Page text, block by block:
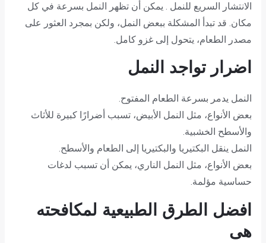
الانتشار السريع للنمل . يمكن أن تظهر النمل بسرعة في كل
مكان. قد تبدأ المشكلة ببعض النمل، ولكن بمجرد العثور على
مصدر الطعام، يتحول إلى غزو كامل.
اضرار تواجد النمل
النمل يدمر بسرعة الطعام المفتوح.
بعض الأنواع، مثل النمل الأبيض، تسبب أضرارًا كبيرة للأثاث
والأسطح الخشبية.
النمل ينقل البكتيريا والبكتيريا إلى الطعام والأسطح.
بعض الأنواع، مثل النمل الناري، يمكن أن تسبب لدغات
حساسية مؤلمة.
افضل الطرق الطبيعية لمكافحته
هى